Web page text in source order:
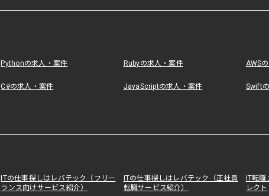
Pythonの求人・案件 Rubyの求人・案件 AWS
C#の求人・案件 JavaScriptの求人・案件 Swift
ITの仕事探しはレバテック（フリー
ランス向けサービス紹介）
ITの仕事探しはレバテック（正社員
転職サービス紹介）
IT転
レクト